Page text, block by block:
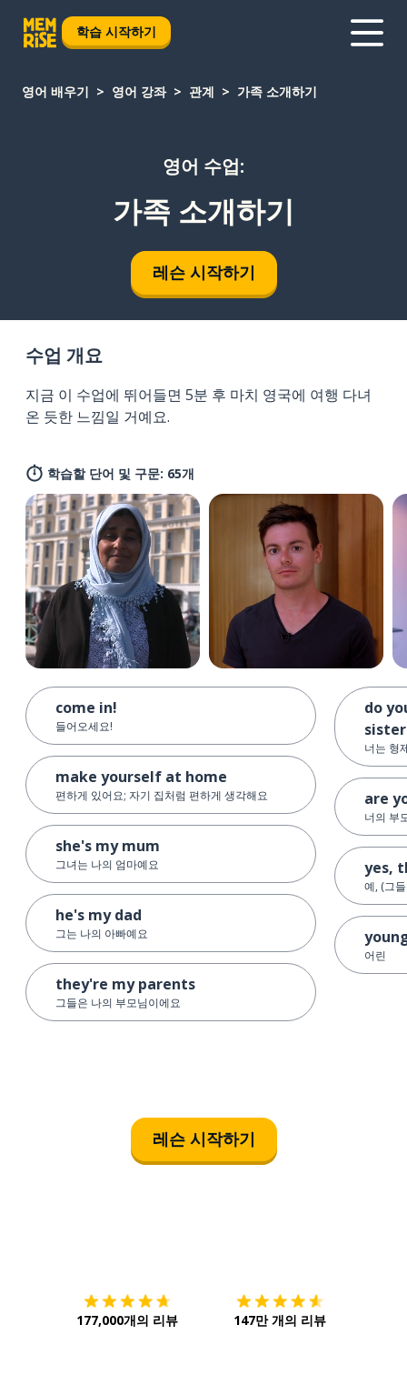
학습 시작하기
영어 배우기 영어 강좌 관계 가족 소개하기
영어 수업:
가족 소개하기
레슨 시작하기
수업 개요
지금 이 수업에 뛰어들면 5분 후 마치 영국에 여행 다녀
온 듯한 느낌일 거예요.
학습할 단어 및 구문: 65개
come in!
들어오세요!
make yourself at home
편하게 있어요; 자기 집처럼 편하게 생각해요
she's my mum
그녀는 나의 엄마예요
he's my dad
그는 나의 아빠예요
they're my parents
그들은 나의 부모님이에요
do
너는 형
are
너의 부
yes,
예, (그
어린
레슨 시작하기
177,000개의 리뷰 147만 개의 리뷰